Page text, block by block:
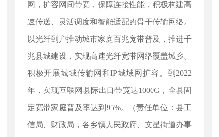
网，扩容网间带宽，保障连接性能，积极构建高
速传送、灵活调度和智能适配的骨干传输网络。
以光纤到户推动城市家庭百兆宽带普及，推进千
兆县城建设，实现高速光纤宽带网络覆盖城乡。
积极开展城域传输网和IP城域网扩容。到2022
年，实现互联网县际出口带宽达1000G，全县固
定宽带家庭普及率达到95%。（责任单位：县工
信局、财政局，各乡镇人民政府、文星街道办事